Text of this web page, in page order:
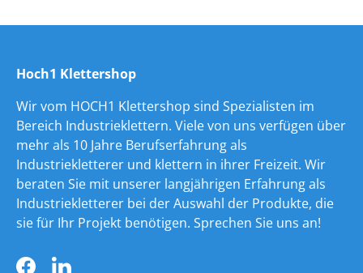
Hoch1 Klettershop
Wir vom HOCH1 Klettershop sind Spezialisten im
Bereich Industrieklettern. Viele von uns verfügen über
mehr als 10 Jahre Berufserfahrung als
Industriekletterer und klettern in ihrer Freizeit. Wir
beraten Sie mit unserer langjährigen Erfahrung als
Industriekletterer bei der Auswahl der Produkte, die
sie für Ihr Projekt benötigen. Sprechen Sie uns an!